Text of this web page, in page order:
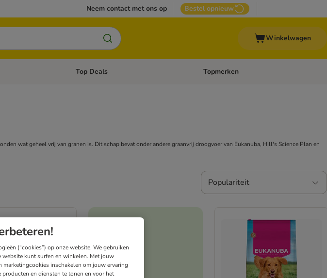
Neem contact met ons op Bestel opnieuw
Winkelwagen
Open categoriemenu: Overige huisdieren
Top Deals Open categoriemenu: Top Deals
Topmerken
wat geheel vrij van granen is. Dit schap bevat onder andere graanvrij droogvoer van Eukanuba, Hill's Science Plan en
Populariteit
(“cookies”) op onze website. We gebruiken
kunt surfen en winkelen. Met jouw
inschakelen om jouw ervaring
en diensten te tonen en voor het